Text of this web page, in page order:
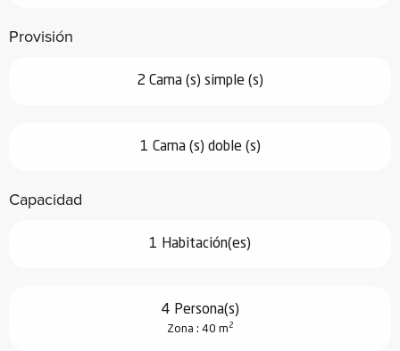
Provisión
2 Cama (s) simple (s)
1 Cama (s) doble (s)
Capacidad
1 Habitación(es)
4 Persona(s)
Zona : 40 m 2